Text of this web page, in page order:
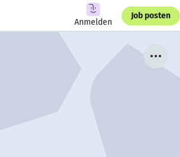
Anmelden
Job posten